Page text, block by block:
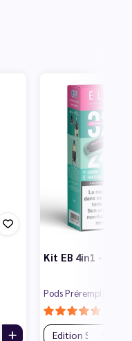
Kit EB 4in1 -
Pods Préremplis